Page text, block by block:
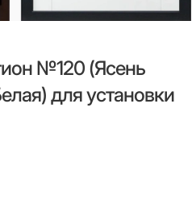
№120 (Ясень
для установки